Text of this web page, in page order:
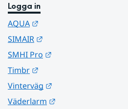
Logga in
AQUA
SIMAIR
SMHI Pro
Timbr
Vinterväg
Väderlarm